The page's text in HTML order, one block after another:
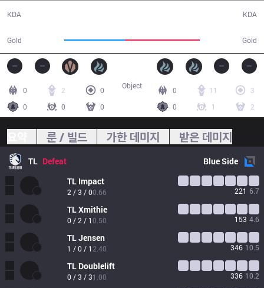
KDA
Gold Gold
KDA
0 2
0
0
0 0
0 11
3
0
1 2
Object
룬 / 빌드 가한 데미지 받은 데미지
TL Defeat BlueSide
TL Impact
2 / 3 / 00.66 221 6.7
TLXmithie
0 / 2 / 10.50 153 4.6
TLJensen
1 / 0 / 1 2.40 346 10.5
TL Doublelift
0 / 3 / 31.00 336 10.2